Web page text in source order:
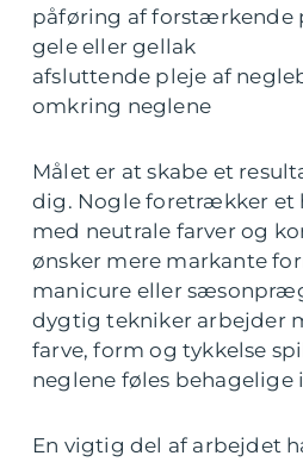
påføring af forstærkende
gele eller gellak
afsluttende pleje af
omkring neglene
Målet er at skabe et
dig. Nogle foretrækker et
med neutrale farver og
ønsker mere markante
manicure eller
dygtig tekniker arbejder
farve, form og tykkelse
neglene føles behagelige
En vigtig del af arbejdet